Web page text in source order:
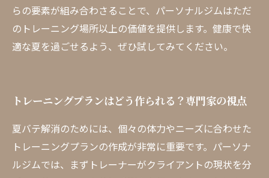
らの要素が組み合わさることで、パーソナルジムはただ
のトレーニング場所以上の価値を提供します。健康で快
適な夏を過ごせるよう、ぜひ試してみてください。
トレーニングプランはどう作られる？専門家の視点
夏バテ解消のためには、個々の体力やニーズに合わせた
トレーニングプランの作成が非常に重要です。パーソナ
ルジムでは、まずトレーナーがクライアントの現状を分